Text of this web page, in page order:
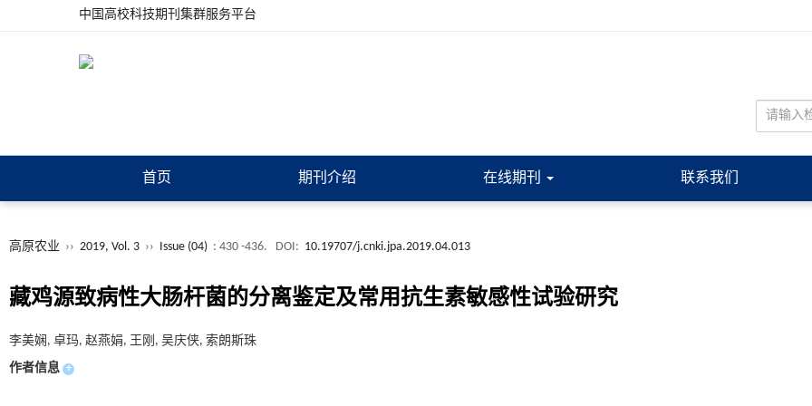
中国高校科技期刊集群服务平台
首页 期刊介绍 在线期刊 联系我们
高原农业 ›› 2019, Vol. 3 ›› Issue (04) : 430 -436. DOI: 10.19707/j.cnki.jpa.2019.04.013
藏鸡源致病性大肠杆菌的分离鉴定及常用抗生素敏感性试验研究
李美娴, 卓玛, 赵燕娟, 王刚, 吴庆侠, 索朗斯珠
作者信息 +